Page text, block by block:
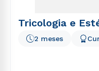
Tricologia e
2 meses